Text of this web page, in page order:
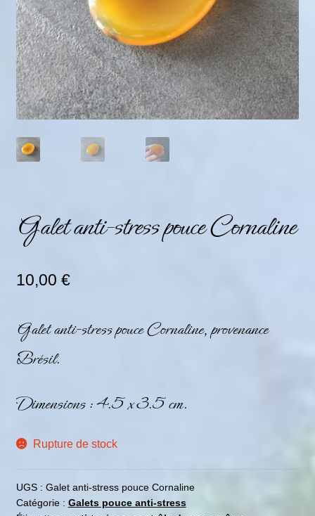
Packs
Carte Cadeau
Qui suis-je ?
Mon compte
Galet anti-stress pouce Cornaline
10,00 €
Galet anti-stress pouce Cornaline, provenance
Brésil.
Dimensions : 4.5 x 3.5 cm.
Rupture de stock
UGS : Galet anti-stress pouce Cornaline
Catégorie : Galets pouce anti-stress